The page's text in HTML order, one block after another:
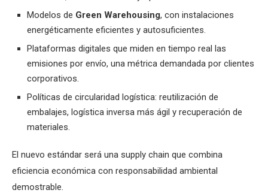
Modelos de Green Warehousing, con instalaciones
energéticamente eficientes y autosuficientes.
Plataformas digitales que miden en tiempo real las
emisiones por envío, una métrica demandada por clientes
corporativos.
Políticas de circularidad logística: reutilización de
embalajes, logística inversa más ágil y recuperación de
materiales.
El nuevo estándar será una supply chain que combina
eficiencia económica con responsabilidad ambiental
demostrable.